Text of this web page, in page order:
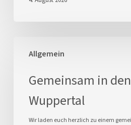
Allgemein
Wuppertal
Gemeinsam in
Wuppertal
Wir laden euch herzlich zu einem